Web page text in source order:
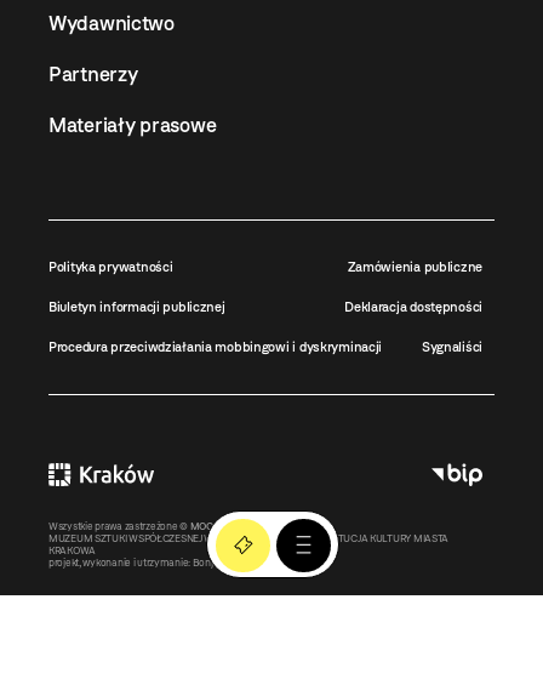
Wydawnictwo
Partnerzy
Materiały prasowe
Polityka prywatności Zamówienia publiczne
Biuletyn informacji publicznej Deklaracja dostępności
Procedura przeciwdziałania mobbingowi i dyskryminacji Sygnaliści
Wszystkie prawa zastrzeżone © MOCAK2011-2026
MUZEUM SZTUKI WSPÓŁCZESNEJ W KRAKOWIE MOCAK – INSTYTUCJA KULTURY MIASTA
KRAKOWA
projekt, wykonanie i utrzymanie: Bonjour.pl